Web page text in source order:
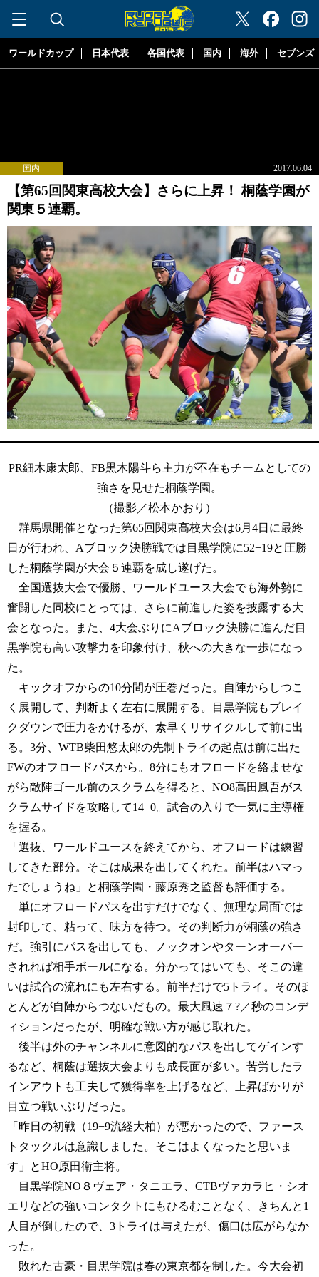
"ラグビーリパブリック"
ワールドカップ 日本代表 各国代表 国内 海外 セブンズ
国内 2017.06.04
【第65回関東高校大会】さらに上昇！ 桐蔭学園が
関東５連覇。
PR細木康太郎、FB黒木陽斗ら主力が不在もチームとしての
強さを見せた桐蔭学園。
（撮影／松本かおり）
群馬県開催となった第65回関東高校大会は6月4日に最終
日が行われ、Aブロック決勝戦では目黒学院に52−19と圧勝
した桐蔭学園が大会５連覇を成し遂げた。
全国選抜大会で優勝、ワールドユース大会でも海外勢に
奮闘した同校にとっては、さらに前進した姿を披露する大
会となった。また、4大会ぶりにAブロック決勝に進んだ目
黒学院も高い攻撃力を印象付け、秋への大きな一歩になっ
た。
キックオフからの10分間が圧巻だった。自陣からしつこ
く展開して、判断よく左右に展開する。目黒学院もブレイ
クダウンで圧力をかけるが、素早くリサイクルして前に出
る。3分、WTB柴田悠太郎の先制トライの起点は前に出た
FWのオフロードパスから。8分にもオフロードを絡ませな
がら敵陣ゴール前のスクラムを得ると、NO8高田風吾がス
クラムサイドを攻略して14−0。試合の入りで一気に主導権
を握る。
「選抜、ワールドユースを終えてから、オフロードは練習
してきた部分。そこは成果を出してくれた。前半はハマっ
たでしょうね」と桐蔭学園・藤原秀之監督も評価する。
単にオフロードパスを出すだけでなく、無理な局面では
封印して、粘って、味方を待つ。その判断力が桐蔭の強さ
だ。強引にパスを出しても、ノックオンやターンオーバー
されれば相手ボールになる。分かってはいても、そこの違
いは試合の流れにも左右する。前半だけで5トライ。そのほ
とんどが自陣からつないだもの。最大風速７?／秒のコンデ
ィションだったが、明確な戦い方が感じ取れた。
後半は外のチャンネルに意図的なパスを出してゲインす
るなど、桐蔭は選抜大会よりも成長面が多い。苦労したラ
インアウトも工夫して獲得率を上げるなど、上昇ばかりが
目立つ戦いぶりだった。
「昨日の初戦（19−9流経大柏）が悪かったので、ファース
トタックルは意識しました。そこはよくなったと思いま
す」とHO原田衛主将。
目黒学院NO８ヴェア・タニエラ、CTBヴァカラヒ・シオ
エリなどの強いコンタクトにもひるむことなく、きちんと1
人目が倒したので、3トライは与えたが、傷口は広がらなか
った。
敗れた古豪・目黒学院は春の東京都を制した。今大会初